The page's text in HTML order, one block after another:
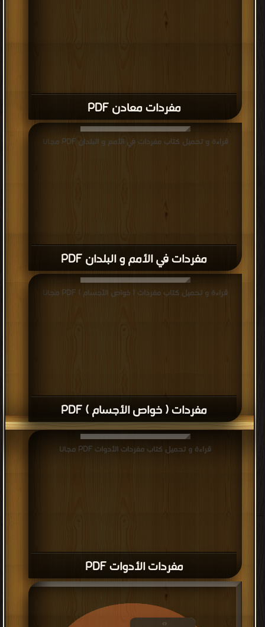
مفردات معادن PDF
مفردات في الأمم و البلدان PDF
قراءة و تحميل كتاب مفردات في الأمم و البلدان PDF مجانا
مفردات ( خواص الأجسام ) PDF
قراءة و تحميل كتاب مفردات ( خواص الأجسام ) PDF مجانا
مفردات الأدوات PDF
قراءة و تحميل كتاب مفردات الأدوات PDF مجانا